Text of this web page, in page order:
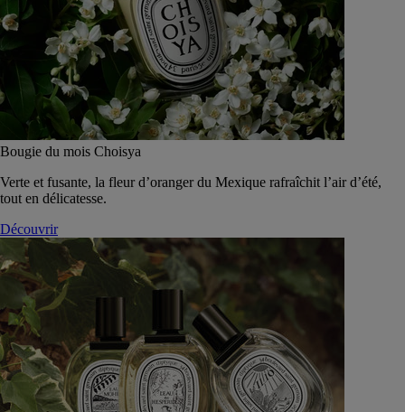
Bougie du mois Choisya
Verte et fusante, la fleur d’oranger du Mexique rafraîchit l’air d’été,
tout en délicatesse.
Découvrir